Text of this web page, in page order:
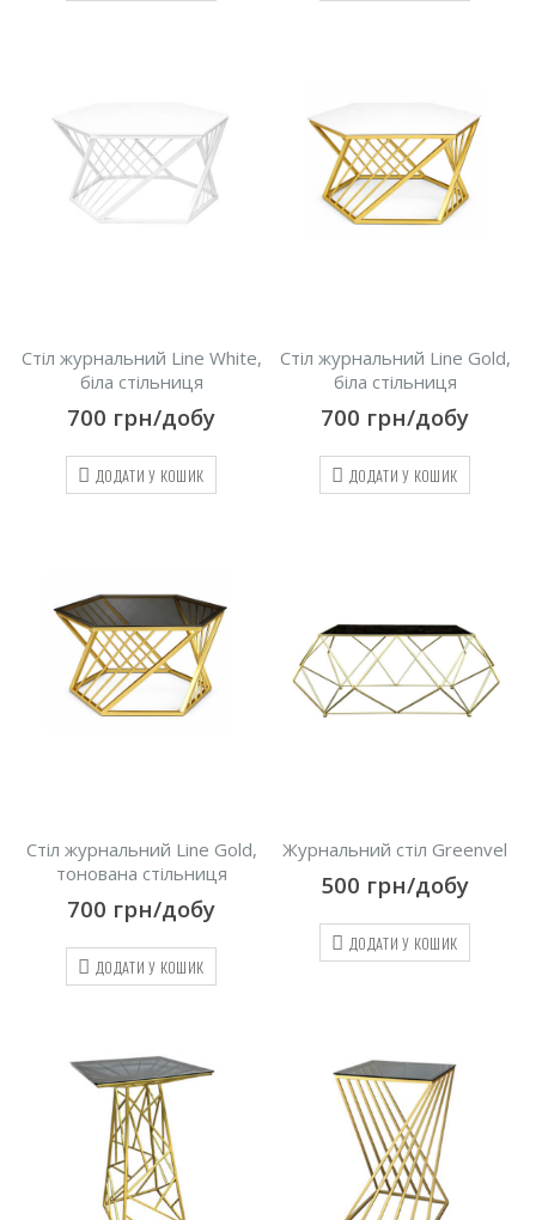
Стіл журнальний Line White,
біла стільниця
700 грн/добу
ДОДАТИ У КОШИК
Стіл журнальний Line Gold,
біла стільниця
700 грн/добу
ДОДАТИ У КОШИК
Стіл журнальний Line Gold,
тонована стільниця
700 грн/добу
ДОДАТИ У КОШИК
Журнальний стіл Greenvel
500 грн/добу
ДОДАТИ У КОШИК